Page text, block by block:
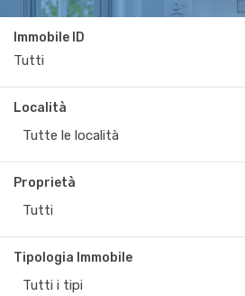
Immobile ID
Località
Tutte le località
Proprietà
Tutti
Tipologia Immobile
Tutti i tipi